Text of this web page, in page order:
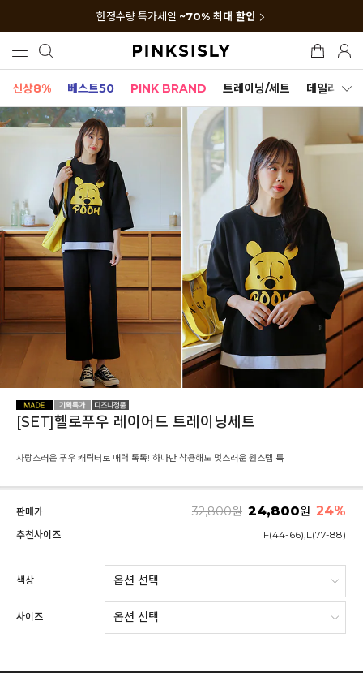
한정수량 특가세일 ~70% 최대 할인
신상8% 베스트50 PINK BRAND 트레이닝/세트 데일리세트
[SET]헬로푸우 레이어드 트레이닝세트
사랑스러운 푸우 캐릭터로 매력 톡톡! 하나만 착용해도 멋스러운 원스텝 룩
판매가 32,800원 24,800원 24%
추천사이즈 F(44-66),L(77-88)
색상
사이즈